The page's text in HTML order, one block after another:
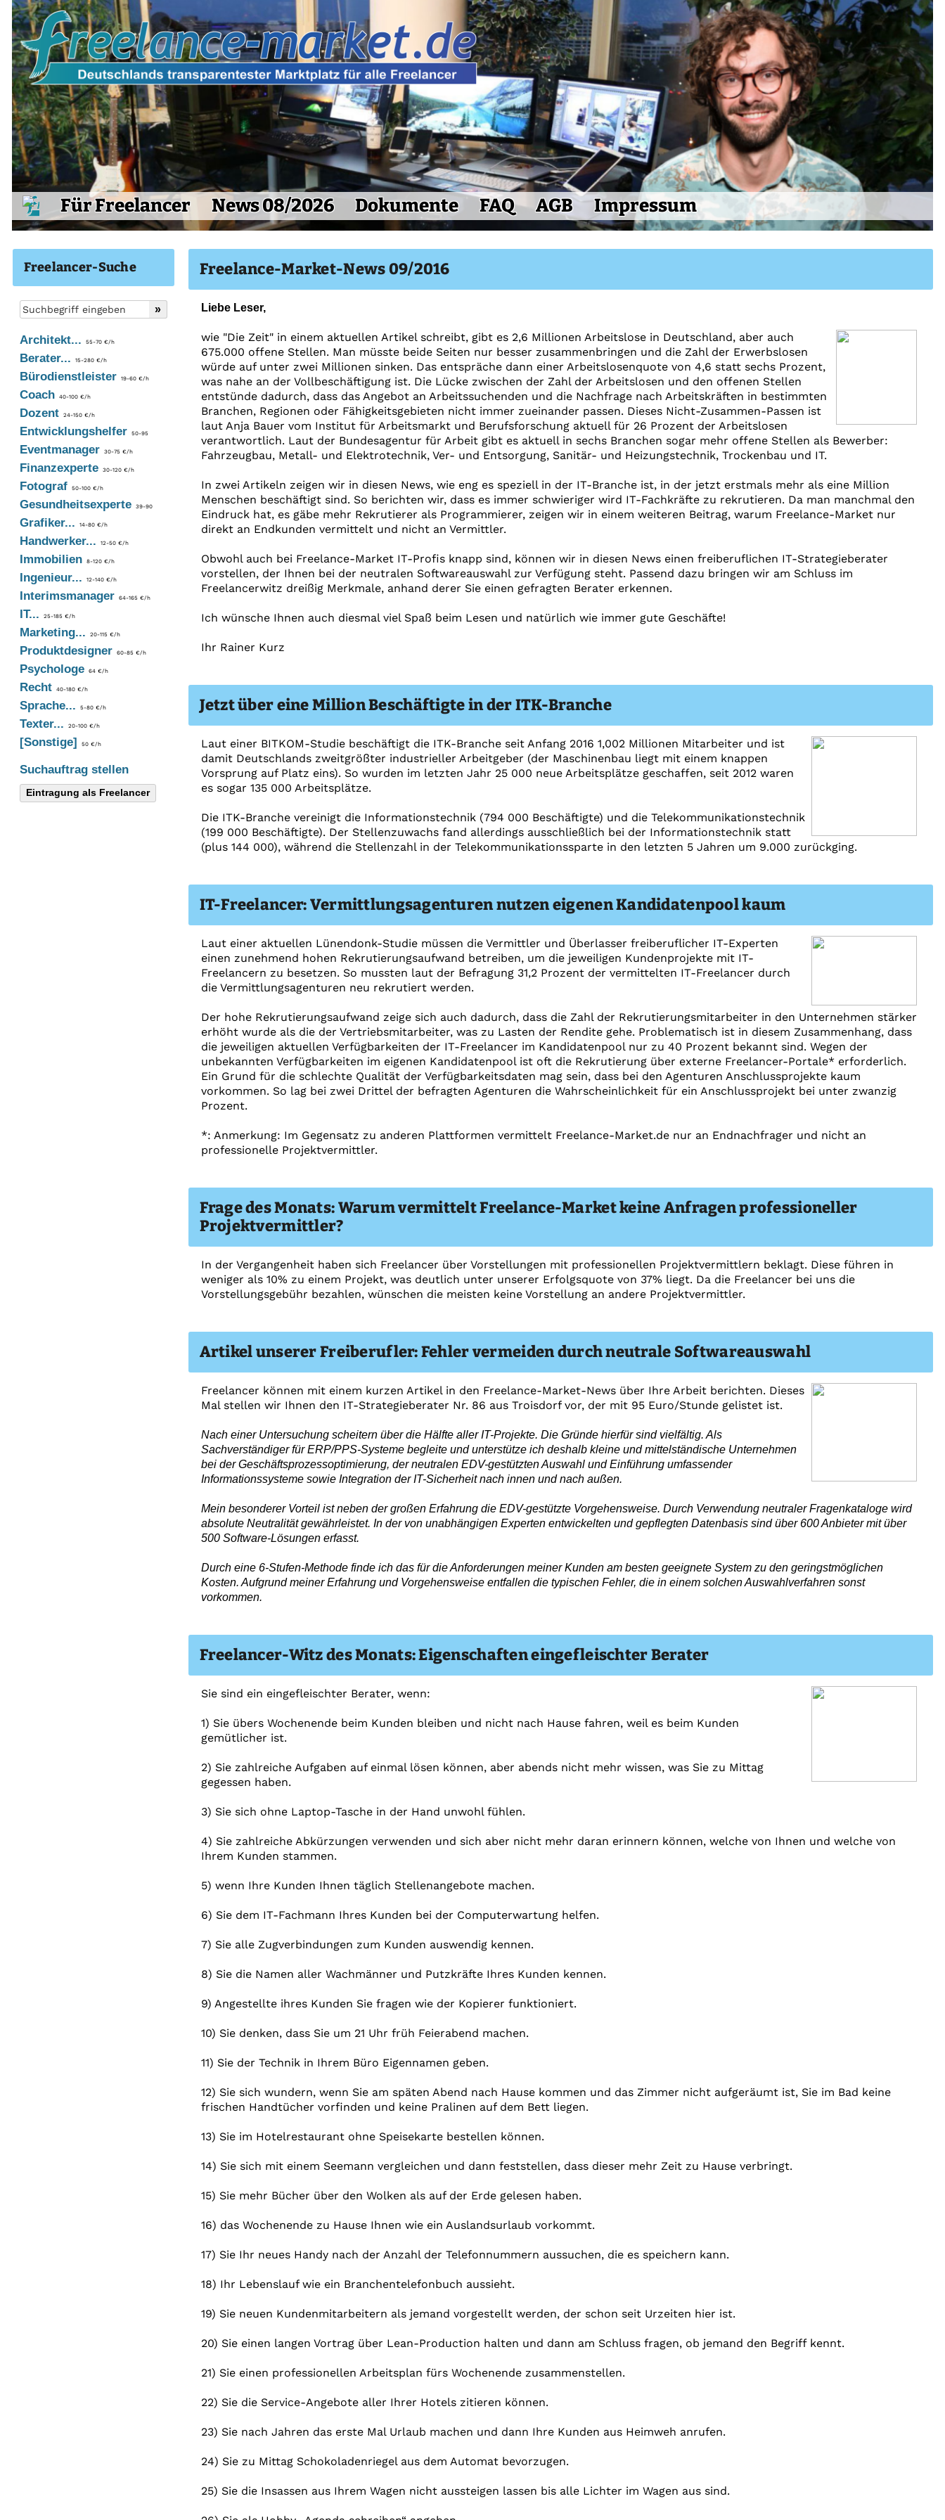
Für Freelancer News 08/2026 Dokumente FAQ AGB Impressum
Freelancer-Suche
Architekt... 55-70 €/h
Berater... 15-280 €/h
Bürodienstleister 19-60 €/h
Coach 40-100 €/h
Dozent24-150 €/h
Entwicklungshelfer 50-95
Eventmanager 30-75 €/h
Finanzexperte30-120 €/h
Fotograf 50-100 €/h
Gesundheitsexperte39-90
Grafiker... 14-80 €/h
Handwerker... 12-50 €/h
Immobilien 8-120 €/h
Ingenieur... 12-140 €/h
Interimsmanager 64-165 €/h
IT... 25-185 €/h
Marketing... 20-115 €/h
Produktdesigner 60-85 €/h
Psychologe64 €/h
Recht40-180 €/h
Sprache... 5-80 €/h
Texter... 20-100 €/h
[Sonstige] 50 €/h
Suchauftrag stellen
Eintragung als Freelancer
Freelance-Market-News 09/2016
Liebe Leser,
wie "Die Zeit" in einem aktuellen Artikel schreibt, gibt es 2,6 Millionen Arbeitslose in Deutschland, aber auch
675.000 offene Stellen. Man müsste beide Seiten nur besser zusammenbringen und die Zahl der Erwerbslosen
würde auf unter zwei Millionen sinken. Das entspräche dann einer Arbeitslosenquote von 4,6 statt sechs Prozent,
was nahe an der Vollbeschäftigung ist. Die Lücke zwischen der Zahl der Arbeitslosen und den offenen Stellen
entstünde dadurch, dass das Angebot an Arbeitssuchenden und die Nachfrage nach Arbeitskräften in bestimmten
Branchen, Regionen oder Fähigkeitsgebieten nicht immer zueinander passen. Dieses Nicht-Zusammen-Passen ist
laut Anja Bauer vom Institut für Arbeitsmarkt und Berufsforschung aktuell für 26 Prozent der Arbeitslosen
verantwortlich. Laut der Bundesagentur für Arbeit gibt es aktuell in sechs Branchen sogar mehr offene Stellen als Bewerber:
Fahrzeugbau, Metall- und Elektrotechnik, Ver- und Entsorgung, Sanitär- und Heizungstechnik, Trockenbau und IT.
In zwei Artikeln zeigen wir in diesen News, wie eng es speziell in der IT-Branche ist, in der jetzt erstmals mehr als eine Million
Menschen beschäftigt sind. So berichten wir, dass es immer schwieriger wird IT-Fachkräfte zu rekrutieren. Da man manchmal den
Eindruck hat, es gäbe mehr Rekrutierer als Programmierer, zeigen wir in einem weiteren Beitrag, warum Freelance-Market nur
direkt an Endkunden vermittelt und nicht an Vermittler.
Obwohl auch bei Freelance-Market IT-Profis knapp sind, können wir in diesen News einen freiberuflichen IT-Strategieberater
vorstellen, der Ihnen bei der neutralen Softwareauswahl zur Verfügung steht. Passend dazu bringen wir am Schluss im
Freelancerwitz dreißig Merkmale, anhand derer Sie einen gefragten Berater erkennen.
Ich wünsche Ihnen auch diesmal viel Spaß beim Lesen und natürlich wie immer gute Geschäfte!
Ihr Rainer Kurz
Jetzt über eine Million Beschäftigte in der ITK-Branche
Laut einer BITKOM-Studie beschäftigt die ITK-Branche seit Anfang 2016 1,002 Millionen Mitarbeiter und ist
damit Deutschlands zweitgrößter industrieller Arbeitgeber (der Maschinenbau liegt mit einem knappen
Vorsprung auf Platz eins). So wurden im letzten Jahr 25 000 neue Arbeitsplätze geschaffen, seit 2012 waren
es sogar 135 000 Arbeitsplätze.
Die ITK-Branche vereinigt die Informationstechnik (794 000 Beschäftigte) und die Telekommunikationstechnik
(199 000 Beschäftigte). Der Stellenzuwachs fand allerdings ausschließlich bei der Informationstechnik statt
(plus 144 000), während die Stellenzahl in der Telekommunikationssparte in den letzten 5 Jahren um 9.000 zurückging.
IT-Freelancer: Vermittlungsagenturen nutzen eigenen Kandidatenpool kaum
Laut einer aktuellen Lünendonk-Studie müssen die Vermittler und Überlasser freiberuflicher IT-Experten
einen zunehmend hohen Rekrutierungsaufwand betreiben, um die jeweiligen Kundenprojekte mit IT-
Freelancern zu besetzen. So mussten laut der Befragung 31,2 Prozent der vermittelten IT-Freelancer durch
die Vermittlungsagenturen neu rekrutiert werden.
Der hohe Rekrutierungsaufwand zeige sich auch dadurch, dass die Zahl der Rekrutierungsmitarbeiter in den Unternehmen stärker
erhöht wurde als die der Vertriebsmitarbeiter, was zu Lasten der Rendite gehe. Problematisch ist in diesem Zusammenhang, dass
die jeweiligen aktuellen Verfügbarkeiten der IT-Freelancer im Kandidatenpool nur zu 40 Prozent bekannt sind. Wegen der
unbekannten Verfügbarkeiten im eigenen Kandidatenpool ist oft die Rekrutierung über externe Freelancer-Portale* erforderlich.
Ein Grund für die schlechte Qualität der Verfügbarkeitsdaten mag sein, dass bei den Agenturen Anschlussprojekte kaum
vorkommen. So lag bei zwei Drittel der befragten Agenturen die Wahrscheinlichkeit für ein Anschlussprojekt bei unter zwanzig
Prozent.
*: Anmerkung: Im Gegensatz zu anderen Plattformen vermittelt Freelance-Market.de nur an Endnachfrager und nicht an
professionelle Projektvermittler.
Frage des Monats: Warum vermittelt Freelance-Market keine Anfragen professioneller
Projektvermittler?
In der Vergangenheit haben sich Freelancer über Vorstellungen mit professionellen Projektvermittlern beklagt. Diese führen in
weniger als 10% zu einem Projekt, was deutlich unter unserer Erfolgsquote von 37% liegt. Da die Freelancer bei uns die
Vorstellungsgebühr bezahlen, wünschen die meisten keine Vorstellung an andere Projektvermittler.
Artikel unserer Freiberufler: Fehler vermeiden durch neutrale Softwareauswahl
Freelancer können mit einem kurzen Artikel in den Freelance-Market-News über Ihre Arbeit berichten. Dieses
Mal stellen wir Ihnen den IT-Strategieberater Nr. 86 aus Troisdorf vor, der mit 95 Euro/Stunde gelistet ist.
Nach einer Untersuchung scheitern über die Hälfte aller IT-Projekte. Die Gründe hierfür sind vielfältig. Als
Sachverständiger für ERP/PPS-Systeme begleite und unterstütze ich deshalb kleine und mittelständische Unternehmen
bei der Geschäftsprozessoptimierung, der neutralen EDV-gestützten Auswahl und Einführung umfassender
Informationssysteme sowie Integration der IT-Sicherheit nach innen und nach außen.
Mein besonderer Vorteil ist neben der großen Erfahrung die EDV-gestützte Vorgehensweise. Durch Verwendung neutraler Fragenkataloge wird
absolute Neutralität gewährleistet. In der von unabhängigen Experten entwickelten und gepflegten Datenbasis sind über 600 Anbieter mit über
500 Software-Lösungen erfasst.
Durch eine 6-Stufen-Methode finde ich das für die Anforderungen meiner Kunden am besten geeignete System zu den geringstmöglichen
Kosten. Aufgrund meiner Erfahrung und Vorgehensweise entfallen die typischen Fehler, die in einem solchen Auswahlverfahren sonst
vorkommen.
Freelancer-Witz des Monats: Eigenschaften eingefleischter Berater
Sie sind ein eingefleischter Berater, wenn:
1) Sie übers Wochenende beim Kunden bleiben und nicht nach Hause fahren, weil es beim Kunden
gemütlicher ist.
2) Sie zahlreiche Aufgaben auf einmal lösen können, aber abends nicht mehr wissen, was Sie zu Mittag
gegessen haben.
3) Sie sich ohne Laptop-Tasche in der Hand unwohl fühlen.
4) Sie zahlreiche Abkürzungen verwenden und sich aber nicht mehr daran erinnern können, welche von Ihnen und welche von
Ihrem Kunden stammen.
5) wenn Ihre Kunden Ihnen täglich Stellenangebote machen.
6) Sie dem IT-Fachmann Ihres Kunden bei der Computerwartung helfen.
7) Sie alle Zugverbindungen zum Kunden auswendig kennen.
8) Sie die Namen aller Wachmänner und Putzkräfte Ihres Kunden kennen.
9) Angestellte ihres Kunden Sie fragen wie der Kopierer funktioniert.
10) Sie denken, dass Sie um 21 Uhr früh Feierabend machen.
11) Sie der Technik in Ihrem Büro Eigennamen geben.
12) Sie sich wundern, wenn Sie am späten Abend nach Hause kommen und das Zimmer nicht aufgeräumt ist, Sie im Bad keine
frischen Handtücher vorfinden und keine Pralinen auf dem Bett liegen.
13) Sie im Hotelrestaurant ohne Speisekarte bestellen können.
14) Sie sich mit einem Seemann vergleichen und dann feststellen, dass dieser mehr Zeit zu Hause verbringt.
15) Sie mehr Bücher über den Wolken als auf der Erde gelesen haben.
16) das Wochenende zu Hause Ihnen wie ein Auslandsurlaub vorkommt.
17) Sie Ihr neues Handy nach der Anzahl der Telefonnummern aussuchen, die es speichern kann.
18) Ihr Lebenslauf wie ein Branchentelefonbuch aussieht.
19) Sie neuen Kundenmitarbeitern als jemand vorgestellt werden, der schon seit Urzeiten hier ist.
20) Sie einen langen Vortrag über Lean-Production halten und dann am Schluss fragen, ob jemand den Begriff kennt.
21) Sie einen professionellen Arbeitsplan fürs Wochenende zusammenstellen.
22) Sie die Service-Angebote aller Ihrer Hotels zitieren können.
23) Sie nach Jahren das erste Mal Urlaub machen und dann Ihre Kunden aus Heimweh anrufen.
24) Sie zu Mittag Schokoladenriegel aus dem Automat bevorzugen.
25) Sie die Insassen aus Ihrem Wagen nicht aussteigen lassen bis alle Lichter im Wagen aus sind.